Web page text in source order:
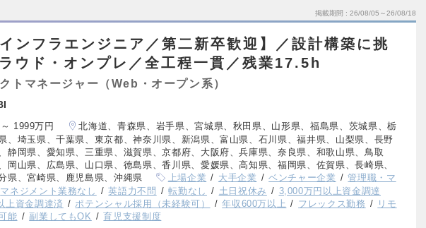
掲載期間 26/08/05～26/08/18
インフラエンジニア／第二新卒歓迎】／設計構築に挑
ウド・オンプレ／全工程一貫／残業17.5h
トマネージャー（Web・オープン系）
1999万円
北海道、青森県、岩手県、宮城県、秋田県、山形県、福島県、茨城県、栃
、埼玉県、千葉県、東京都、神奈川県、新潟県、富山県、石川県、福井県、山梨県、長野
静岡県、愛知県、三重県、滋賀県、京都府、大阪府、兵庫県、奈良県、和歌山県、鳥取
岡山県、広島県、山口県、徳島県、香川県、愛媛県、高知県、福岡県、佐賀県、長崎県、
県、宮崎県、鹿児島県、沖縄県
上場企業 大手企業 ベンチャー企業
管理職・マ
マネジメント業務なし 英語力不問 転勤なし 土日祝休み
3,000万円以上資金調達
上資金調達済 ポテンシャル採用（未経験可） 年収600万以上 フレックス勤務
リモ
能
副業してもOK 育児支援制度